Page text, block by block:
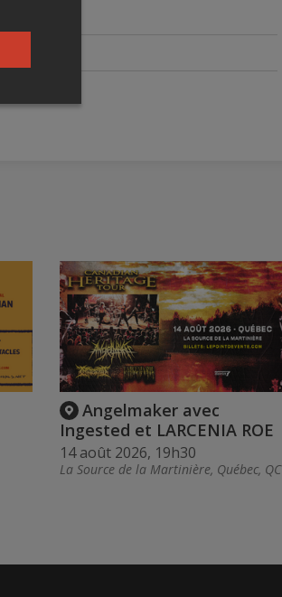
Angelmaker avec
Ingested et LARCENIA ROE
14 août 2026, 19h30
La Source de la Martinière, Québec, QC